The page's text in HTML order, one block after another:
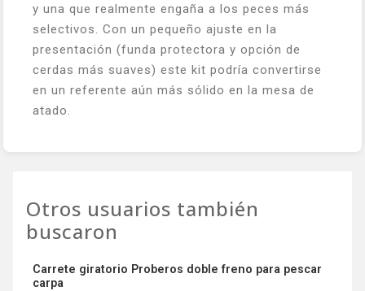
y una que realmente engaña a los peces más
selectivos. Con un pequeño ajuste en la
presentación (funda protectora y opción de
cerdas más suaves) este kit podría convertirse
en un referente aún más sólido en la mesa de
atado.
Otros usuarios también
buscaron
Carrete giratorio Proberos doble freno para pescar
carpa